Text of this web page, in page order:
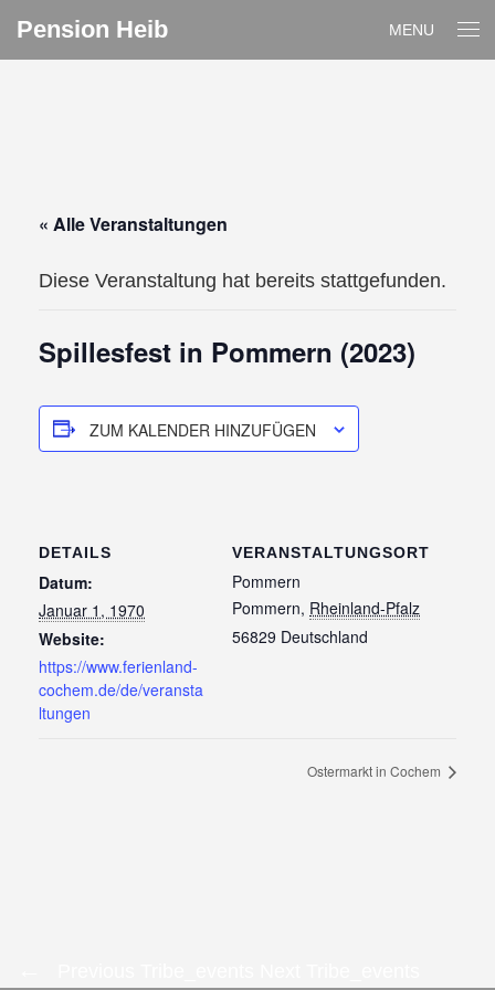
Pension Heib MENU
« Alle Veranstaltungen
Diese Veranstaltung hat bereits stattgefunden.
Spillesfest in Pommern (2023)
ZUM KALENDER HINZUFÜGEN
DETAILS
Datum:
Januar 1, 1970
Website:
https://www.ferienland-
cochem.de/de/veransta
ltungen
VERANSTALTUNGSORT
Pommern
Pommern, Rheinland-Pfalz
56829 Deutschland
Ostermarkt in Cochem